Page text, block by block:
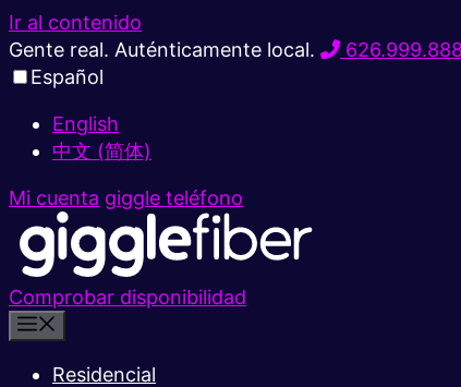
Ir al contenido
Gente real. Auténticamente local.
Español
English
中文 (简体)
Mi cuenta giggle teléfono
Comprobar disponibilidad
Residencial